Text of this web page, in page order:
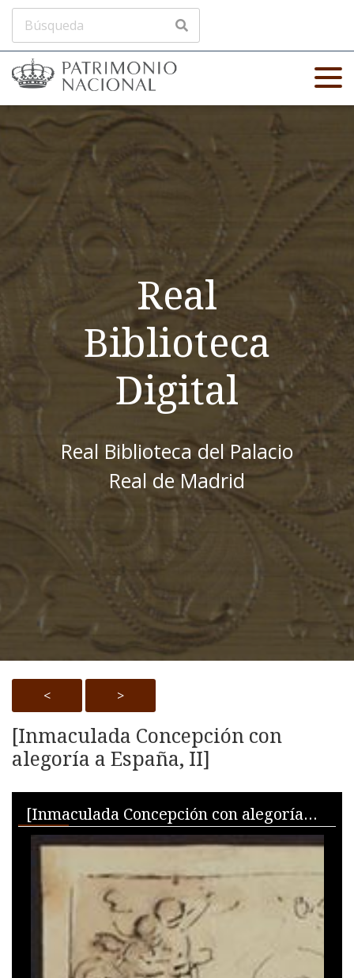
Real
Biblioteca
Digital
Real Biblioteca del Palacio
Real de Madrid
< >
[Inmaculada Concepción con
alegoría a España, II]
Media Viewer [Inmaculada Concepción con alegoría a España, II]